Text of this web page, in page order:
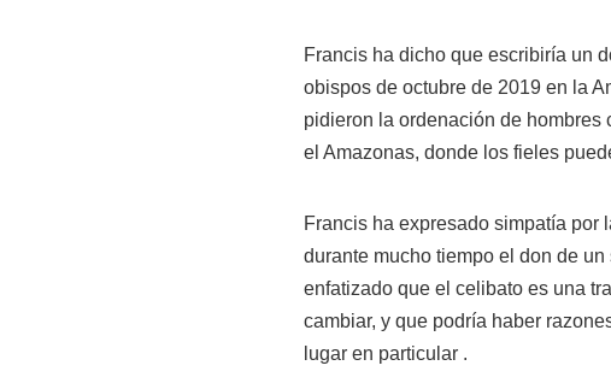
Francis ha dicho que escribiría un
obispos de octubre de 2019 en la
pidieron la ordenación de hombres
el Amazonas, donde los fieles
Francis ha expresado simpatía
durante mucho tiempo el don de
enfatizado que el celibato es una
cambiar, y que podría haber
lugar en particular .